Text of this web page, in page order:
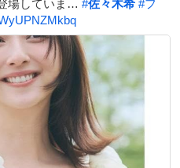
場していま… #佐々木希 #フ